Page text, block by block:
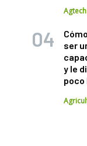
Agtech
ser
y le